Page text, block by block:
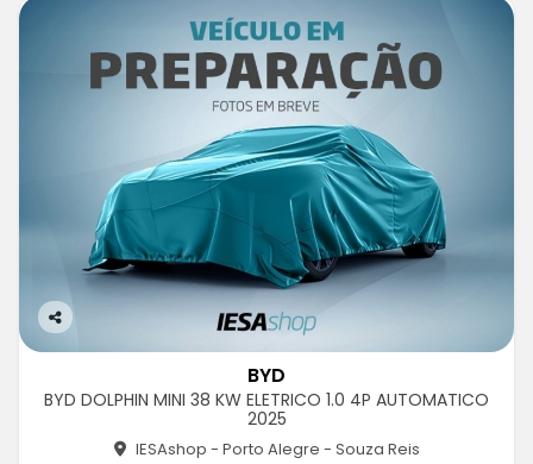
Co
rtil
BYD
BYD DOLPHIN MINI 38 KW ELETRICO 1.0 4P AUTOMATICO
2025
IESAshop - Porto Alegre - Souza Reis